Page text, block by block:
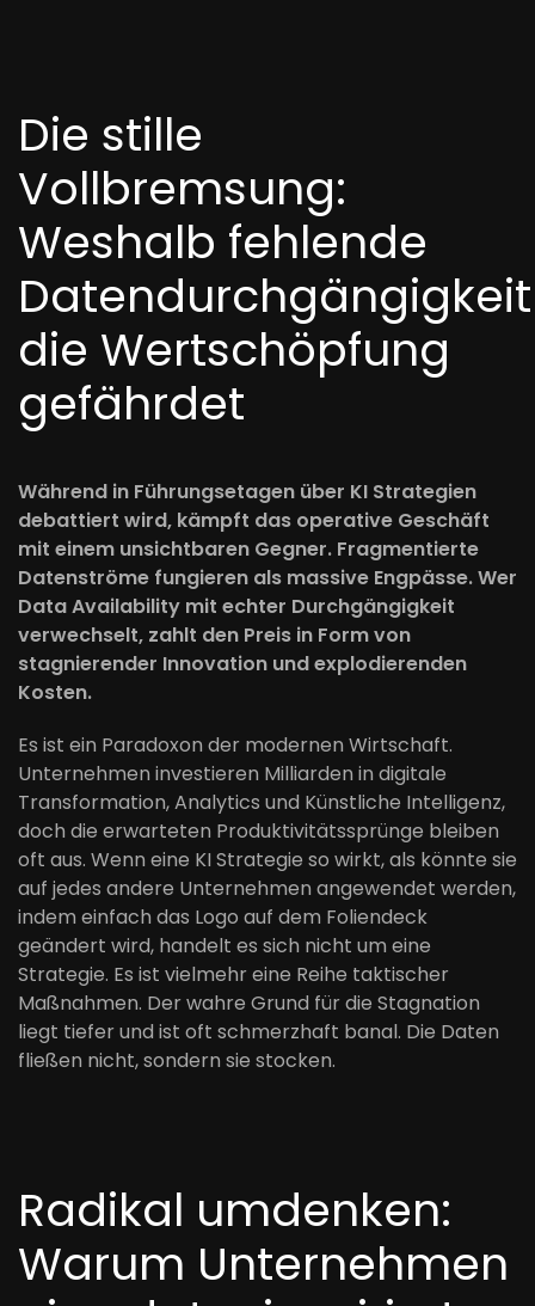
Die stille
Vollbremsung:
Weshalb fehlende
Datendurchgängigkeit
die Wertschöpfung
gefährdet
Während in Führungsetagen über KI Strategien
debattiert wird, kämpft das operative Geschäft
mit einem unsichtbaren Gegner. Fragmentierte
Datenströme fungieren als massive Engpässe. Wer
Data Availability mit echter Durchgängigkeit
verwechselt, zahlt den Preis in Form von
stagnierender Innovation und explodierenden
Kosten.
Es ist ein Paradoxon der modernen Wirtschaft.
Unternehmen investieren Milliarden in digitale
Transformation, Analytics und Künstliche Intelligenz,
doch die erwarteten Produktivitätssprünge bleiben
oft aus. Wenn eine KI Strategie so wirkt, als könnte sie
auf jedes andere Unternehmen angewendet werden,
indem einfach das Logo auf dem Foliendeck
geändert wird, handelt es sich nicht um eine
Strategie. Es ist vielmehr eine Reihe taktischer
Maßnahmen. Der wahre Grund für die Stagnation
liegt tiefer und ist oft schmerzhaft banal. Die Daten
fließen nicht, sondern sie stocken.
Radikal umdenken:
Warum Unternehmen